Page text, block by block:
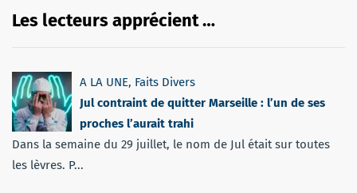
Les lecteurs apprécient …
A LA UNE, Faits Divers
Jul contraint de quitter Marseille : l’un de ses
proches l’aurait trahi
Dans la semaine du 29 juillet, le nom de Jul était sur toutes
les lèvres. P...